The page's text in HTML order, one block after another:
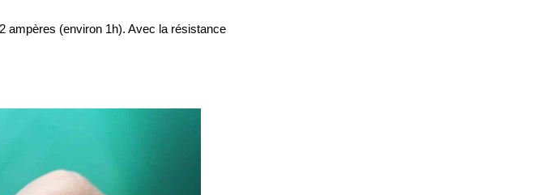
ampères (environ 1h). Avec la résistance